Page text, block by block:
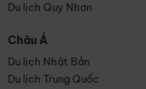
Du lịch Quy Nhơn
Châu Á
Du lịch Nhật Bản
Du lịch Trung Quốc